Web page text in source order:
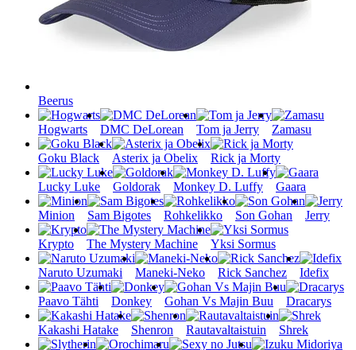
Beerus
Hogwarts DMC DeLorean Tom ja Jerry Zamasu
Goku Black Asterix ja Obelix Rick ja Morty
Lucky Luke Goldorak Monkey D. Luffy Gaara
Minion Sam Bigotes Rohkelikko Son Gohan Jerry
Krypto The Mystery Machine Yksi Sormus
Naruto Uzumaki Maneki-Neko Rick Sanchez Idefix
Paavo Tähti Donkey Gohan Vs Majin Buu Dracarys
Kakashi Hatake Shenron Rautavaltaistuin Shrek